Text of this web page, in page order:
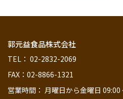
郭元益食品株式会社
TEL： 02-2832-2069
FAX：02-8866-1321
営業時間： 月曜日から金曜日 09:00